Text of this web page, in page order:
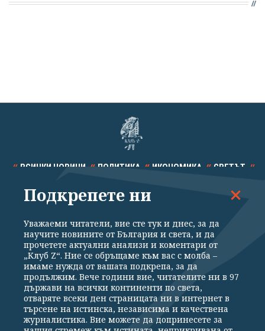
ВСИЧКИ НОВИНИ ПОЛИТИКА ИКОНОМИКА СВЕТЪТ
СПОРТ КУЛТУРА ТЕХНОЛОГИИ КАЛЕЙДОСКОП
Общи условия
Политика за поверителност
Реклама
Партньори Контакти
За Клуб Z
Екип
Подкрепете ни
Подкрепете ни
Уважаеми читатели, вие сте тук и днес, за да
научите новините от България и света, и да
прочетете актуални анализи и коментари от
„Клуб Z“. Ние се обръщаме към вас с молба –
имаме нужда от вашата подкрепа, за да
продължим. Вече години вие, читателите ни в 97
държави на всички континенти по света,
отваряте всеки ден страницата ни в интернет в
търсене на истинска, независима и качествена
журналистика. Вие можете да допринесете за